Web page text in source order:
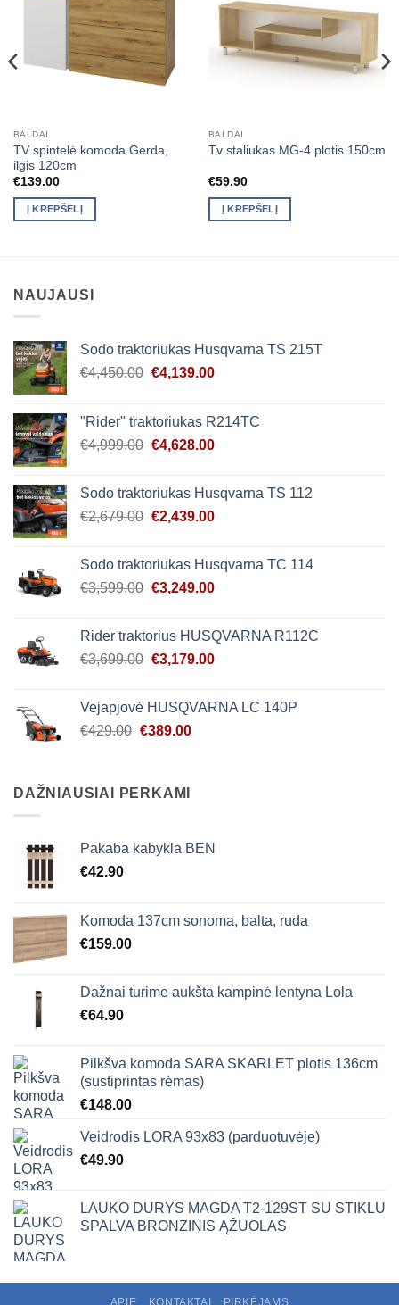
BALDAI
TV spintelė komoda Gerda,
ilgis 120cm
€139.00
Į KREPŠELĮ
BALDAI
Tv staliukas MG-4 plotis 150cm
€59.90
Į KREPŠELĮ
NAUJAUSI
Sodo traktoriukas Husqvarna TS 215T
€4,450.00 Original
€4,450.00.
€4,139.00Current
€4,139.00.
"Rider" traktoriukas R214TC
€4,999.00 Original
€4,999.00.
€4,628.00Current
€4,628.00.
Sodo traktoriukas Husqvarna TS 112
€2,679.00 Original
€2,679.00.
€2,439.00Current
€2,439.00.
Sodo traktoriukas Husqvarna TC 114
€3,599.00 Original
€3,599.00.
€3,249.00Current
€3,249.00.
Rider traktorius HUSQVARNA R112C
€3,699.00 Original
€3,699.00.
€3,179.00Current
€3,179.00.
Vejapjovė HUSQVARNA LC 140P
€429.00 Original
€429.00.
€389.00Current
DAŽNIAUSIAI PERKAMI
Pakaba kabykla BEN
€42.90
Komoda 137cm sonoma, balta, ruda
€159.00
Dažnai turime aukšta kampinė lentyna Lola
€64.90
Pilkšva komoda SARA SKARLET plotis 136cm
(sustiprintas rėmas)
€148.00
Veidrodis LORA 93x83 (parduotuvėje)
€49.90
LAUKO DURYS MAGDA T2-129ST SU STIKLU
SPALVA BRONZINIS ĄŽUOLAS
APIE KONTAKTAI PIRKĖJAMS